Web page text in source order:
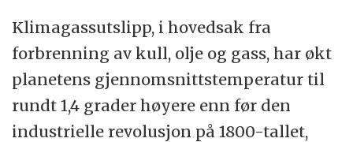
Klimagassutslipp, i hovedsak fra
forbrenning av kull, olje og gass, har økt
planetens gjennomsnittstemperatur til
rundt 1,4 grader høyere enn før den
industrielle revolusjon på 1800-tallet,